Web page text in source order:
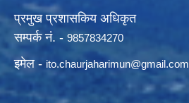
प्रमुख प्रशासकिय अधिकृत
सम्पर्क नं. - 9857834270
इमेल - ito.chaurjaharimun@gmail.com